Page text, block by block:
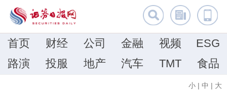
首页 财经 公司 金融 视频
ESG
路演
投服 地产 汽车 TMT 食品
小 | 中 | 大